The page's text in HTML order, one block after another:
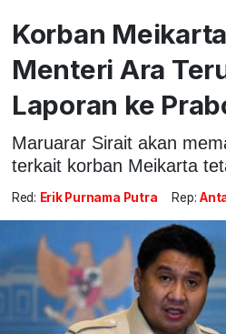
Korban
Menteri Ara
Laporan ke
Maruarar Sirait akan
terkait korban Meikarta
Red: Erik Purnama Putra Rep: